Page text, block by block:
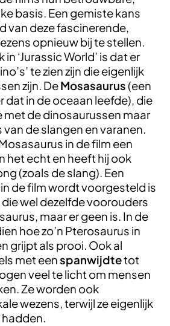
basis. Een gemiste kans
van deze fascinerende,
opnieuw bij te stellen.
‘Jurassic World’ is dat er
te zien zijn die eigenlijk
zijn. DeMosasaurus (een
dat in de oceaan leefde), die
met de dinosaurussen maar
van de slangen en varanen.
in de film een
het echt en heeft hij ook
(zoals de slang). Een
de film wordt voorgesteld is
die wel dezelfde voorouders
maar er geen is. In de
hoe zo’n Pterosaurus in
grijpt als prooi. Ook al
met eenspanwijdtetot
veel te licht om mensen
Ze worden ook
wezens, terwijl ze eigenlijk